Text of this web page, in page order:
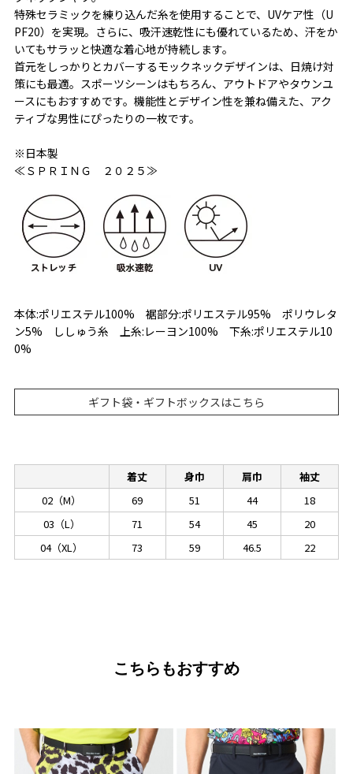
特殊セラミックを練り込んだ糸を使用することで、UVケア性（U
PF20）を実現。さらに、吸汗速乾性にも優れているため、汗をか
いてもサラッと快適な着心地が持続します。
首元をしっかりとカバーするモックネックデザインは、日焼け対
策にも最適。スポーツシーンはもちろん、アウトドアやタウンユ
ースにもおすすめです。機能性とデザイン性を兼ね備えた、アク
ティブな男性にぴったりの一枚です。
※日本製
≪ＳＰＲＩＮＧ ２０２５≫
本体:ポリエステル100% 裾部分:ポリエステル95% ポリウレタ
ン5% ししゅう糸 上糸:レーヨン100% 下糸:ポリエステル10
0%
ギフト袋・ギフトボックスはこちら
着丈 身巾 肩巾
袖丈
02（M）
69 51 44
18
03（L）
71 54 45
20
04（XL）
73 59 46.5 22
こちらもおすすめ